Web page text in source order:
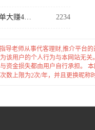
李诗冉：8.6今日实盘4单止盈3单大赚480点，晚间黄金回踩继续多。 2234
导老师从事代客理财,推介平台
该用户的个人行为与本网站无
资金损失都由用户自行承担。
数上限为2次/年，并且更换昵称